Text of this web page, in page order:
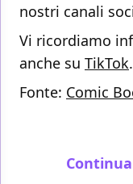
nostri canali
Vi ricordiamo
anche su TikTok.
Fonte: Comic